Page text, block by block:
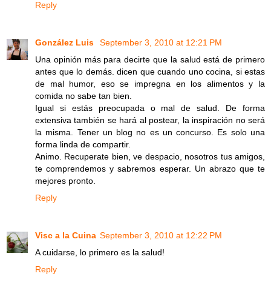
Reply
González Luis
September 3, 2010 at 12:21 PM
Una opinión más para decirte que la salud está de primero
antes que lo demás. dicen que cuando uno cocina, si estas
de mal humor, eso se impregna en los alimentos y la
comida no sabe tan bien.
Igual si estás preocupada o mal de salud. De forma
extensiva también se hará al postear, la inspiración no será
la misma. Tener un blog no es un concurso. Es solo una
forma linda de compartir.
Animo. Recuperate bien, ve despacio, nosotros tus amigos,
te comprendemos y sabremos esperar. Un abrazo que te
mejores pronto.
Reply
Visc a la Cuina September 3, 2010 at 12:22 PM
A cuidarse, lo primero es la salud!
Reply